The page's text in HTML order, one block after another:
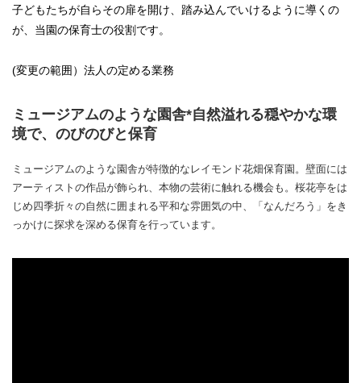
子どもたちが自らその扉を開け、踏み込んでいけるように導くの
が、当園の保育士の役割です。
(変更の範囲）法人の定める業務
ミュージアムのような園舎*自然溢れる穏やかな環
境で、のびのびと保育
ミュージアムのような園舎が特徴的なレイモンド花畑保育園。壁面には
アーティストの作品が飾られ、本物の芸術に触れる機会も。桜花亭をは
じめ四季折々の自然に囲まれる平和な雰囲気の中、「なんだろう」をき
っかけに探求を深める保育を行っています。